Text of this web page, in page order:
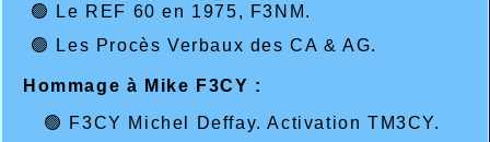
🟢 Le REF 60 en 1975, F3NM.
🟢 Les Procès Verbaux des CA & AG.
Hommage à Mike F3CY :
🟢 F3CY Michel Deffay. Activation TM3CY.